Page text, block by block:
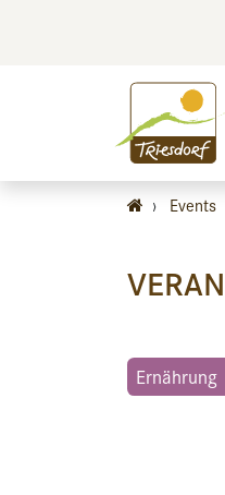
› Events
Ernährung